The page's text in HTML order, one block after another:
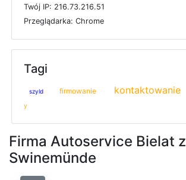
Twój IP: 216.73.216.51
Przeglądarka: Chrome
Tagi
szyld firmowanie kontaktowanie
y
Firma Autoservice Bielat z
Swinemünde